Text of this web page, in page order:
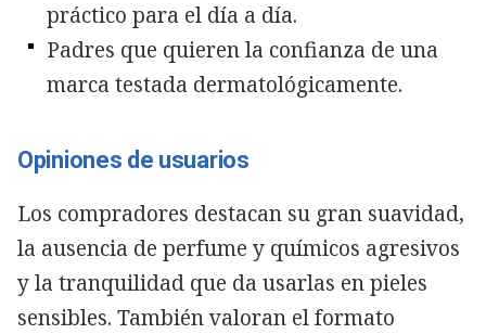
práctico para el día a día.
Padres que quieren la confianza de una
marca testada dermatológicamente.
Opiniones de usuarios
Los compradores destacan su gran suavidad,
la ausencia de perfume y químicos agresivos
y la tranquilidad que da usarlas en pieles
sensibles. También valoran el formato